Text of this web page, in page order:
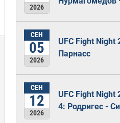
2026
СЕН
05
2026
UFC Fight Night
Парнасс
СЕН
12
2026
UFC Fight Night
4: Родригес -